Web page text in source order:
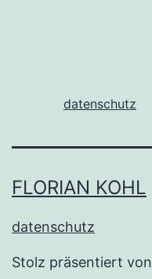
datenschutz
FLORIAN KOHL
datenschutz
Stolz präsentiert von